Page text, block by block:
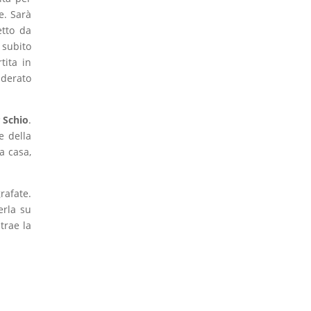
Sarà
da
subito
in
.
della
casa,
su
la